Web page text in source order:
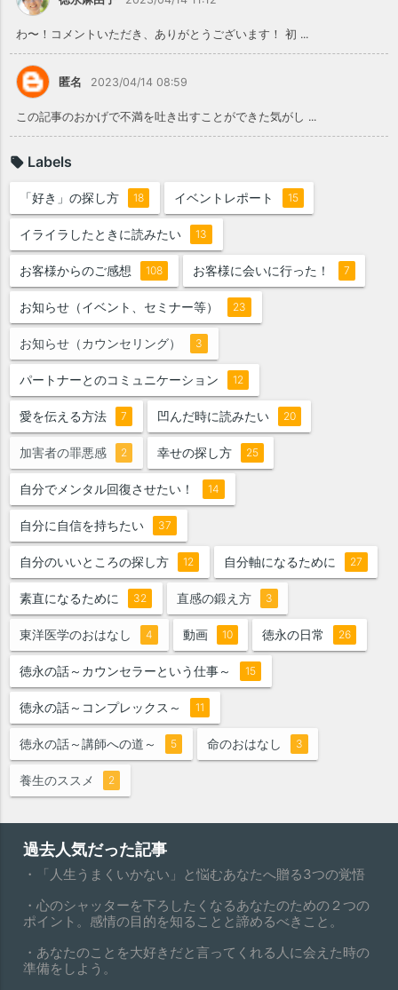
わ〜！コメントいただき、ありがとうございます！ 初 ...
匿名 2023/04/14 08:59
この記事のおかげで不満を吐き出すことができた気がし ...
Labels
「好き」の探し方 18 イベントレポート 15
イライラしたときに読みたい 13
お客様からのご感想 108 お客様に会いに行った！ 7
お知らせ（イベント、セミナー等） 23
お知らせ（カウンセリング） 3
パートナーとのコミュニケーション 12
愛を伝える方法 7 凹んだ時に読みたい 20
加害者の罪悪感 2 幸せの探し方 25
自分でメンタル回復させたい！ 14
自分に自信を持ちたい 37
自分のいいところの探し方 12 自分軸になるために 27
素直になるために 32 直感の鍛え方 3
東洋医学のおはなし 4 動画 10 徳永の日常 26
徳永の話～カウンセラーという仕事～ 15
徳永の話～コンプレックス～ 11
徳永の話～講師への道～ 5 命のおはなし 3
養生のススメ 2
過去人気だった記事
・「人生うまくいかない」と悩むあなたへ贈る3つの覚悟
・心のシャッターを下ろしたくなるあなたのための２つの
ポイント。感情の目的を知ることと諦めるべきこと。
・あなたのことを大好きだと言ってくれる人に会えた時の
準備をしよう。